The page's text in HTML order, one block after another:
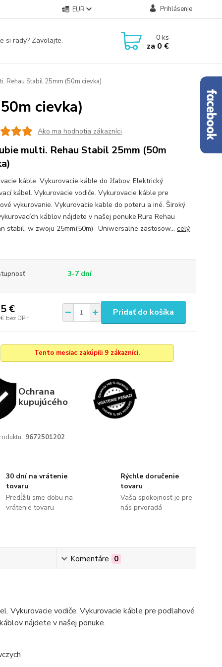
EUR Prihlásenie
si rady? Zavolajte. 0ks
za 0 €
Rehau Stabil 25mm (50m cievka)
cievka)
Ako ma hodnotia zákazníci
multi. Rehau Stabil 25mm (50m
káble. Vykurovacie káble do žľabov. Elektrický
kábel. Vykurovacie vodiče. Vykurovacie káble pre
vykurovanie. Vykurovacie kable do poteru a iné. Široký
káblov nájdete v našej ponuke.Rura Rehau
stabil, w zwoju 25mm(50m)- Uniwersalne zastosow... celý
3-7 dní
€
bez DPH
Pridať do košíka
Tento mesiac zakúpili 9 zákazníci.
Ochrana
kupujúcého
9672501202
30 dní na vrátenie
tovaru
Predĺžili sme dobu na
vrátenie tovaru
Rýchle doručenie
tovaru
Vaša spokojnosť je pre
nás prvoradá
Komentáre 0
Vykurovacie vodiče. Vykurovacie káble pre podlahové
nájdete v našej ponuke.